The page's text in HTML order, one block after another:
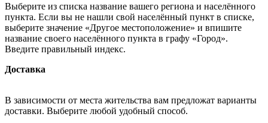
Выберите из списка название вашего региона и населённого
пункта. Если вы не нашли свой населённый пункт в списке,
выберите значение «Другое местоположение» и впишите
название своего населённого пункта в графу «Город».
Введите правильный индекс.
Доставка
В зависимости от места жительства вам предложат варианты
доставки. Выберите любой удобный способ.